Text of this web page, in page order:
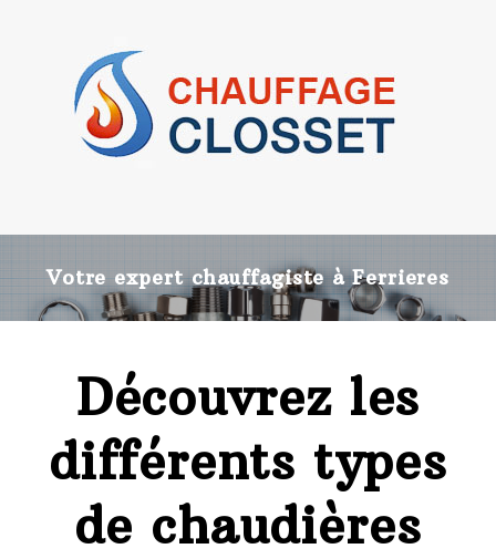
Votre expert chauffagiste à Ferrieres
Découvrez les
différents types
de chaudières